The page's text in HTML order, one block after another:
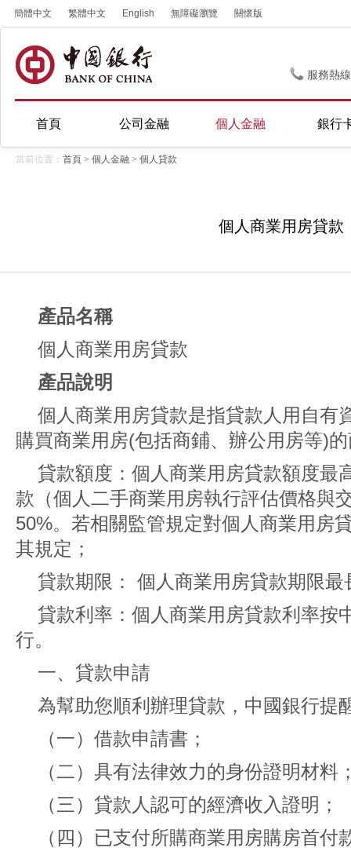
簡體中文 繁體中文 English 無障礙瀏覽 關懷版
服務熱
首頁 公司金融 個人金融 銀行
當前位置： 首頁 > 個人金融 > 個人貸款
個人商業用房貸款
產品名稱
個人商業用房貸款
產品說明
個人商業用房貸款是指貸款人用自有
購買商業用房(包括商鋪、辦公用房等)
貸款額度：個人商業用房貸款額度最
款（個人二手商業用房執行評估價格與
50%。若相關監管規定對個人商業用房
其規定；
貸款期限： 個人商業用房貸款期限最
貸款利率：個人商業用房貸款利率按
行。
一、貸款申請
為幫助您順利辦理貸款，中國銀行提
（一）借款申請書；
（二）具有法律效力的身份證明材料
（三）貸款人認可的經濟收入證明；
（四）已支付所購商業用房購房首付